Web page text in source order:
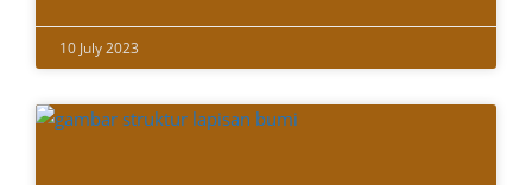
10 July 2023